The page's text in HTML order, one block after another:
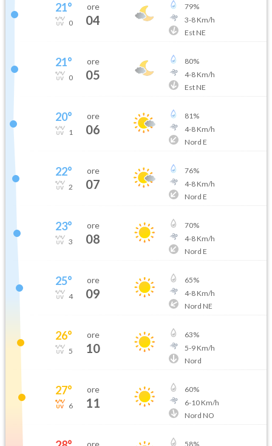
21°
0
ore
04
79%
3-8Km/h
Est NE
21°
0
ore
05
80%
4-8Km/h
Est NE
20°
1
ore
06
81%
4-8Km/h
Nord E
22°
2
ore
07
76%
4-8Km/h
Nord E
23°
3
ore
08
70%
4-8Km/h
Nord E
25°
4
ore
09
65%
4-8Km/h
Nord NE
26°
5
ore
10
63%
5-9Km/h
Nord
27°
6
ore
11
60%
6-10Km/h
Nord NO
ore 58%